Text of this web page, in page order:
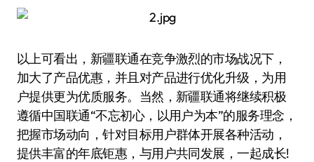
以上可看出，新疆联通在竞争激烈的市场战况下，
加大了产品优惠，并且对产品进行优化升级，为用
户提供更为优质服务。当然，新疆联通将继续积极
遵循中国联通“不忘初心，以用户为本”的服务理念，
把握市场动向，针对目标用户群体开展各种活动，
提供丰富的年底钜惠，与用户共同发展，一起成长!